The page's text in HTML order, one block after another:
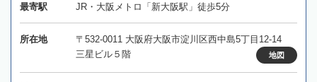
最寄駅 JR・大阪メトロ「新大阪駅」徒歩5分
所在地
〒532-0011 大阪府大阪市淀川区西中島5丁目12-14
三星ビル５階
地図